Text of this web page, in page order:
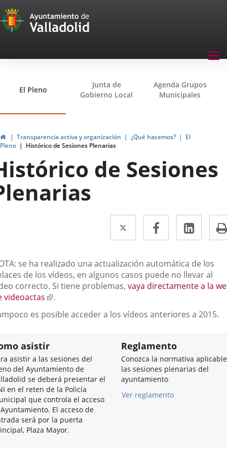
Transparencia
Menu
El Pleno
Junta de
Gobierno Local
Agenda Grupos
Municipales
InicioTransparencia activa y organización ¿Qué hacemos?
El
Pleno
Histórico de Sesiones Plenarias
de Sesiones
Twitter
Enlace
a
una
aplicación
externa.
Facebook
Enlace
a
una
aplicación
externa.
a
una
se ha realizado una actualización automática de los
de los vídeos, en algunos casos puede no llevar al
correcto. Si tiene problemas, vaya directamente a la
videoactas
Enlace
una
.
es posible acceder a los vídeos anteriores a 2015.
asistir
asistir a las sesiones del
del Ayuntamiento de
se deberá presentar el
en el reten de la Policía
que controla el acceso
El acceso de
será por la puerta
Plaza Mayor.
Reglamento
Conozca la normativa
las sesiones plenarias del
ayuntamiento
Ver reglamento